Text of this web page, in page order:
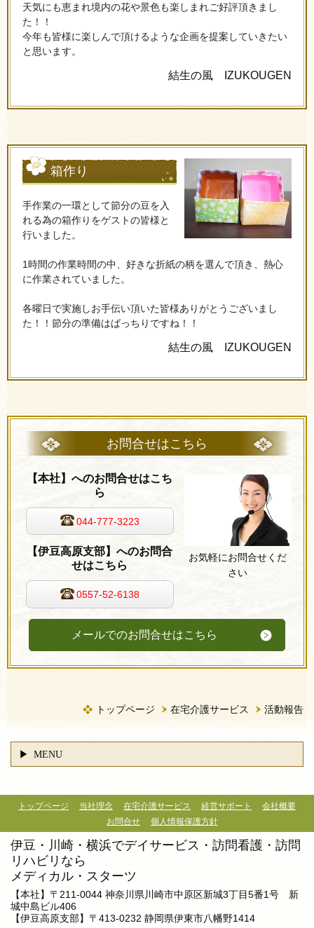
天気にも恵まれ境内の花や景色も楽しまれご好評頂きまし
た！！
今年も皆様に楽しんで頂けるような企画を提案していきたい
と思います。
結生の風 IZUKOUGEN
箱作り
手作業の一環として節分の豆を入
れる為の箱作りをゲストの皆様と
行いました。
1時間の作業時間の中、好きな折紙の柄を選んで頂き、熱心
に作業されていました。
各曜日で実施しお手伝い頂いた皆様ありがとうございまし
た！！節分の準備はばっちりですね！！
結生の風 IZUKOUGEN
お問合せはこちら
お気軽にお問合せくだ
さい
【本社】へのお問合せはこち
ら
044-777-3223
【伊豆高原支部】へのお問合
せはこちら
0557-52-6138
メールでのお問合せはこちら
トップページ 在宅介護サービス 活動報告
MENU
トップページ 当社理念 在宅介護サービス 経営サポート
会社概要
お問合せ
個人情報保護方針
伊豆・川崎・横浜でデイサービス・訪問看護・訪問
リハビリなら
メディカル・スターツ
【本社】〒211-0044 神奈川県川崎市中原区新城3丁目5番1号 新
城中島ビル406
【伊豆高原支部】〒413-0232 静岡県伊東市八幡野1414